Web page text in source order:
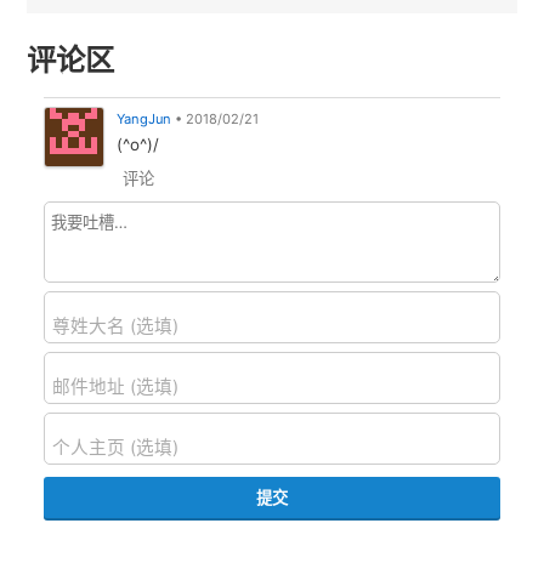
评论区
YangJun • 2018/02/21
(^o^)/
评论
尊姓大名 (选填)
邮件地址 (选填)
个人主页 (选填)
提交